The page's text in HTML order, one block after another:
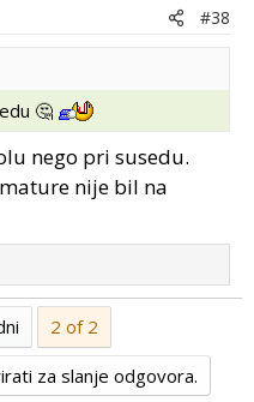
#38
🤔
nego pri susedu.
nije bil na
2 of 2
za slanje odgovora.